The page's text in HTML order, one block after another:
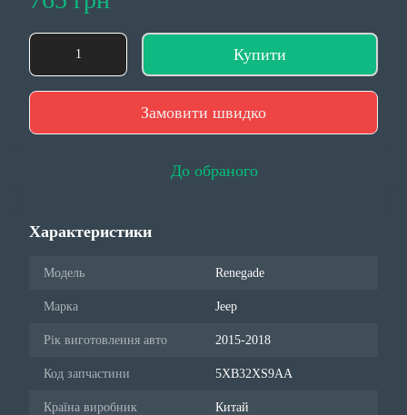
Купити
Замовити швидко
До обраного
Характеристики
Модель Renegade
Марка Jeep
Рік виготовлення авто 2015-2018
Код запчастини 5XB32XS9AA
Країна виробник Китай